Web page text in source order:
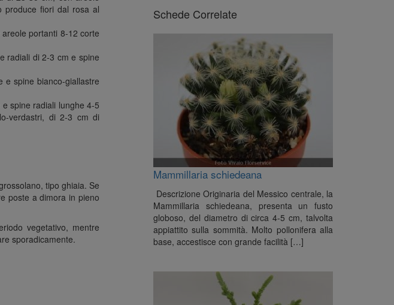
produce fiori dal rosa al
portanti 8-12 corte
radiali di 2-3 cm e spine
e spine bianco-giallastre
spine radiali lunghe 4-5
verdastri, di 2-3 cm di
tipo ghiaia. Se
poste a dimora in pieno
vegetativo, mentre
sporadicamente.
Schede Correlate
Mammillaria schiedeana
Descrizione Originaria del Messico centrale, la
Mammillaria schiedeana, presenta un fusto
globoso, del diametro di circa 4-5 cm, talvolta
appiattito sulla sommità. Molto pollonifera alla
base, accestisce con grande facilità […]